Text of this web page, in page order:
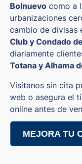
Bolnuevo como a
urbanizaciones
cambio de divisas
Club y Condado
diariamente
Totana y Alhama
Visítanos sin cita
web o asegura el
online antes de
MEJORA TU